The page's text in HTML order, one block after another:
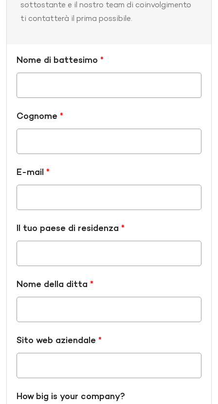
sottostante e il nostro team di coinvolgimento
ti contatterà il prima possibile.
Nome di battesimo*
Cognome*
E-mail*
Il tuo paese di residenza*
Nome della ditta*
Sito web aziendale*
How big is your company?